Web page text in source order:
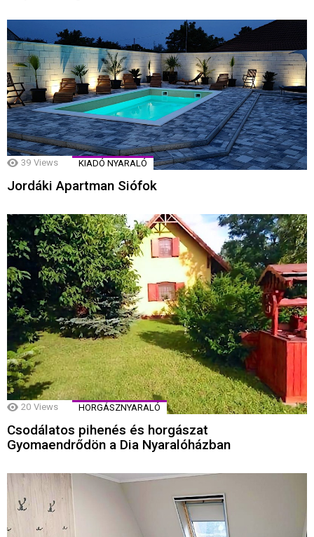
39 Views KIADÓ NYARALÓ
Jordáki Apartman Siófok
20 Views HORGÁSZNYARALÓ
Csodálatos pihenés és horgászat
Gyomaendrődön a Dia Nyaralóházban